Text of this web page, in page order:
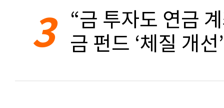
3 “금 투자도 연금
금 펀드 ‘체질 개선’